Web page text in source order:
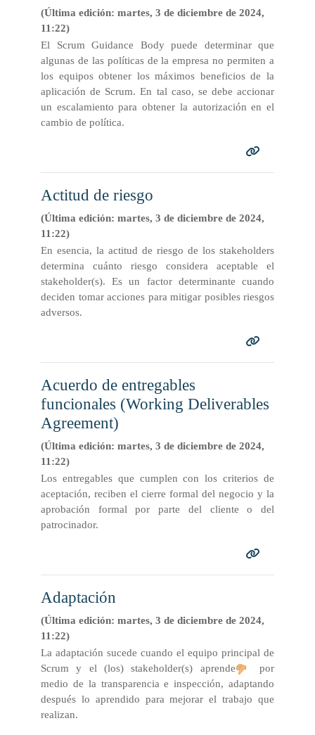
(Última edición: martes, 3 de diciembre de 2024,
11:22)
El Scrum Guidance Body puede determinar que
algunas de las políticas de la empresa no permiten a
los equipos obtener los máximos beneficios de la
aplicación de Scrum. En tal caso, se debe accionar
un escalamiento para obtener la autorización en el
cambio de política.
Actitud de riesgo
(Última edición: martes, 3 de diciembre de 2024,
11:22)
En esencia, la actitud de riesgo de los stakeholders
determina cuánto riesgo considera aceptable el
stakeholder(s). Es un factor determinante cuando
deciden tomar acciones para mitigar posibles riesgos
adversos.
Acuerdo de entregables
funcionales (Working Deliverables
Agreement)
(Última edición: martes, 3 de diciembre de 2024,
11:22)
Los entregables que cumplen con los criterios de
aceptación, reciben el cierre formal del negocio y la
aprobación formal por parte del cliente o del
patrocinador.
Adaptación
(Última edición: martes, 3 de diciembre de 2024,
11:22)
La adaptación sucede cuando el equipo principal de
Scrum y el (los) stakeholder(s) aprende
por
medio de la transparencia e inspección, adaptando
después lo aprendido para mejorar el trabajo que
realizan.